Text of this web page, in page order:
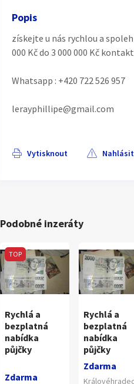
Popis
získejte u nás rychlou a
000 Kč do 3 000 000 Kč
Whatsapp : ‪+420 722 526 957‬ ‪
lerayphillipe@gmail.com
Vytisknout Nahlásit
Podobné inzeráty
TOP
Rychlá a
bezplatná
nabídka
půjčky
Zdarma
Rychlá a
bezplatná
nabídka
půjčky
Zdarma